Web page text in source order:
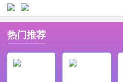
以让你在电脑使用时成为一个小
必应Bing输入法软件亮点
软件的体积十分的小巧，所
开放，轻松为你服务。
热门推荐